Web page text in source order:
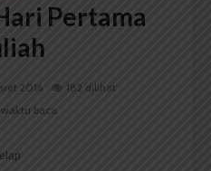
Pertama
2016
182 dilihat
waktu baca